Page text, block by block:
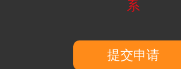
系
提交申请